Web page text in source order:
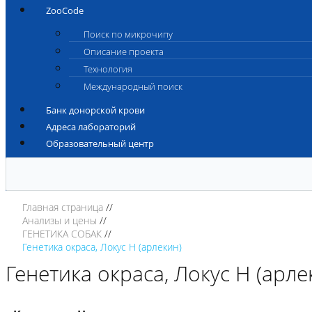
ZooCode
Поиск по микрочипу
Описание проекта
Технология
Международный поиск
Банк донорской крови
Адреса лабораторий
Образовательный центр
Главная страница
Анализы и цены
ГЕНЕТИКА СОБАК
Генетика окраса, Локус H (арлекин)
Генетика окраса, Локус H